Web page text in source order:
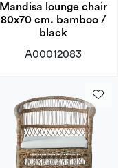
Mandisa lounge chair
80x70 cm. bamboo /
black
A00012083